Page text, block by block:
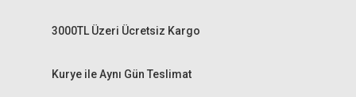
Kurye ile Aynı Gün Teslimat
3000TL Üzeri Ücretsiz Kargo